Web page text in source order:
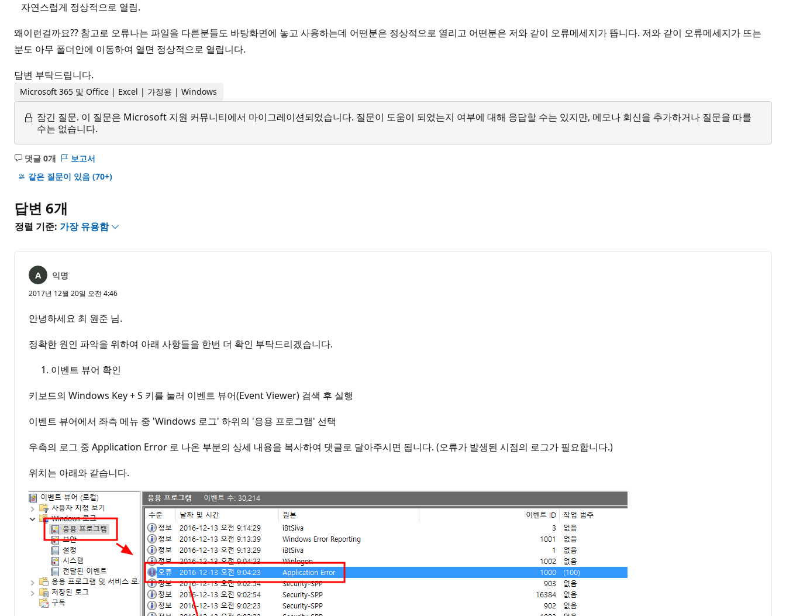
자연스럽게 정상적으로 열림.
왜이런걸까요?? 참고로 오류나는 파일을 다른분들도 바탕화면에 놓고 사용하는데 어떤분은 정상적으로 열리고 어떤분은 저와 같이 오류메세지가 뜹니다. 저와 같이 오류메세지가 뜨는
분도 아무 폴더안에 이동하여 열면 정상적으로 열립니다.
답변 부탁드립니다.
Microsoft 365 및 Office | Excel | 가정용 | Windows
잠긴 질문. 이 질문은 Microsoft 지원 커뮤니티에서 마이그레이션되었습니다. 질문이 도움이 되었는지 여부에 대해 응답할 수는 있지만, 메모나 회신을 추가하거나 질문을 따를
수는 없습니다.
댓글 0개
설
명
음
보고서
같은 질문이 있음 (70+)
답변 6개
정렬 기준: 가장 유용함
익명
2017년 12월 20일 오전 4:46
안녕하세요 최 원준 님.
정확한 원인 파악을 위하여 아래 사항들을 한번 더 확인 부탁드리겠습니다.
이벤트 뷰어 확인
키보드의 Windows Key + S 키를 눌러 이벤트 뷰어(Event Viewer) 검색 후 실행
이벤트 뷰어에서 좌측 메뉴 중 'Windows 로그' 하위의 '응용 프로그램' 선택
우측의 로그 중 Application Error 로 나온 부분의 상세 내용을 복사하여 댓글로 달아주시면 됩니다. (오류가 발생된 시점의 로그가 필요합니다.)
위치는 아래와 같습니다.